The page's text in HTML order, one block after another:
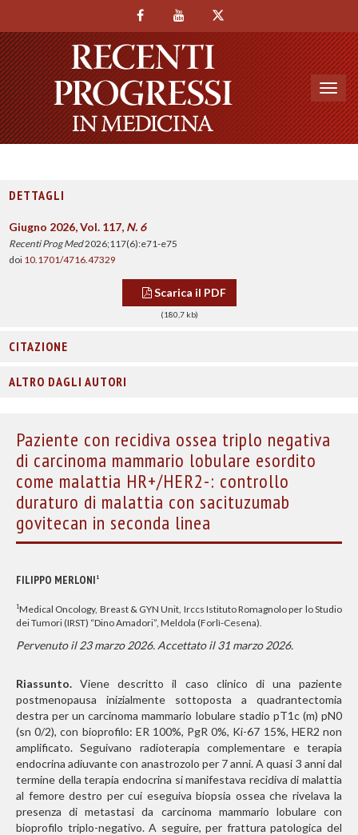
DETTAGLI
Giugno 2026, Vol. 117, N. 6
Recenti Prog Med2026;117(6):e71-e75
doi 10.1701/4716.47329
Scarica il PDF
(180,7 kb)
CITAZIONE
ALTRO DAGLI AUTORI
Paziente con recidiva ossea triplo negativa
di carcinoma mammario lobulare esordito
come malattia HR+/HER2-: controllo
duraturo di malattia con sacituzumab
govitecan in seconda linea
FILIPPO MERLONI 1
1 Medical Oncology, Breast & GYN Unit, Irccs Istituto Romagnolo per lo Studio
dei Tumori (IRST) “Dino Amadori”, Meldola (Forlì-Cesena).
Pervenuto il 23 marzo 2026. Accettato il 31 marzo 2026.
Riassunto.Viene descritto il caso clinico di una paziente
postmenopausa inizialmente sottoposta a quadrantectomia
destra per un carcinoma mammario lobulare stadio pT1c (m) pN0
(sn 0/2), con bioprofilo: ER 100%, PgR 0%, Ki-67 15%, HER2 non
amplificato. Seguivano radioterapia complementare e terapia
endocrina adiuvante con anastrozolo per 7 anni. A quasi 3 anni dal
termine della terapia endocrina si manifestava recidiva di malattia
al femore destro per cui eseguiva biopsia ossea che rivelava la
presenza di metastasi da carcinoma mammario lobulare con
bioprofilo triplo-negativo. A seguire, per frattura patologica del